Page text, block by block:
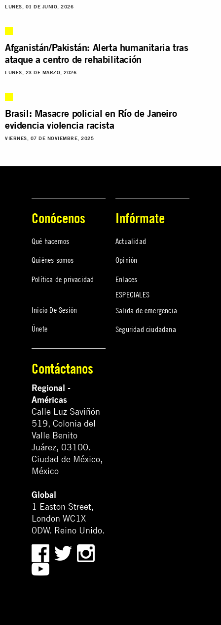
LUNES, 01 DE JUNIO, 2026
Afganistán/Pakistán: Alerta humanitaria tras
ataque a centro de rehabilitación
LUNES, 23 DE MARZO, 2026
Brasil: Masacre policial en Río de Janeiro
evidencia violencia racista
VIERNES, 07 DE NOVIEMBRE, 2025
Conócenos
Qué hacemos
Quiénes somos
Política de privacidad
Inicio De Sesión
Únete
Infórmate
Actualidad
Opinión
Enlaces
ESPECIALES
Salida de emergencia
Seguridad ciudadana
Contáctanos
Regional -
Américas
Calle Luz Saviñón
519, Colonia del
Valle Benito
Juárez, 03100.
Ciudad de México,
México
Global
1 Easton Street,
London WC1X
0DW. Reino Unido.